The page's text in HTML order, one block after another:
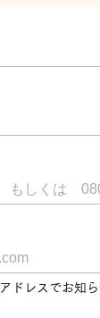
ドレスでお知